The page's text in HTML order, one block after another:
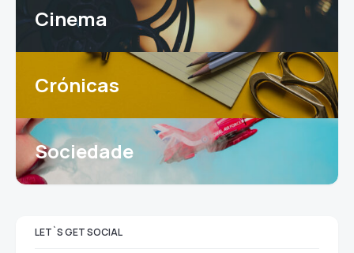
Cinema
Crónicas
Sociedade
LET`S GET SOCIAL